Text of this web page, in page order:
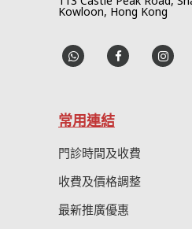
Kowloon, Hong Kong
常用連結
門診時間及收費
收費及價格調整
最新推廣優惠